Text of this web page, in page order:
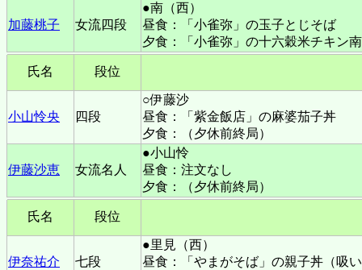
加藤桃子 女流四段
●南（西）
昼食：「小雀弥」の玉子とじそば
夕食：「小雀弥」の十六穀米チキン
氏名 段位
小山怜央 四段
○伊藤沙
昼食：「紫金飯店」の麻婆茄子丼
夕食：（夕休前終局）
伊藤沙恵 女流名人
●小山怜
昼食：注文なし
夕食：（夕休前終局）
氏名 段位
伊奈祐介 七段
●里見（西）
昼食：「やまがそば」の親子丼（吸